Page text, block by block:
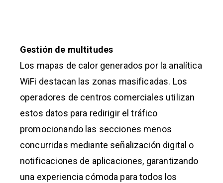
Gestión de multitudes
Los mapas de calor generados por la analítica
WiFi destacan las zonas masificadas. Los
operadores de centros comerciales utilizan
estos datos para redirigir el tráfico
promocionando las secciones menos
concurridas mediante señalización digital o
notificaciones de aplicaciones, garantizando
una experiencia cómoda para todos los